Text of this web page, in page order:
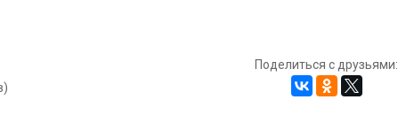
Поделиться с друзьями: